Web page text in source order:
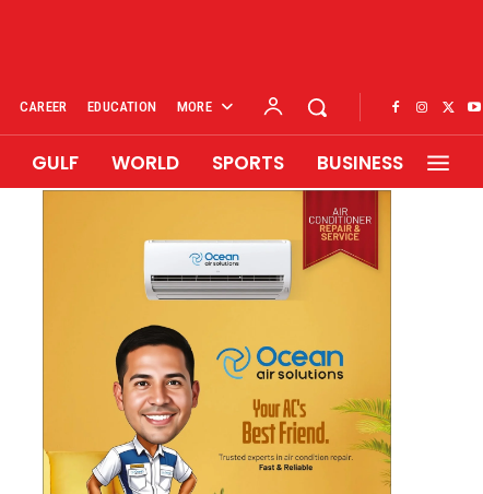
CAREER EDUCATION MORE
GULF WORLD SPORTS BUSINESS